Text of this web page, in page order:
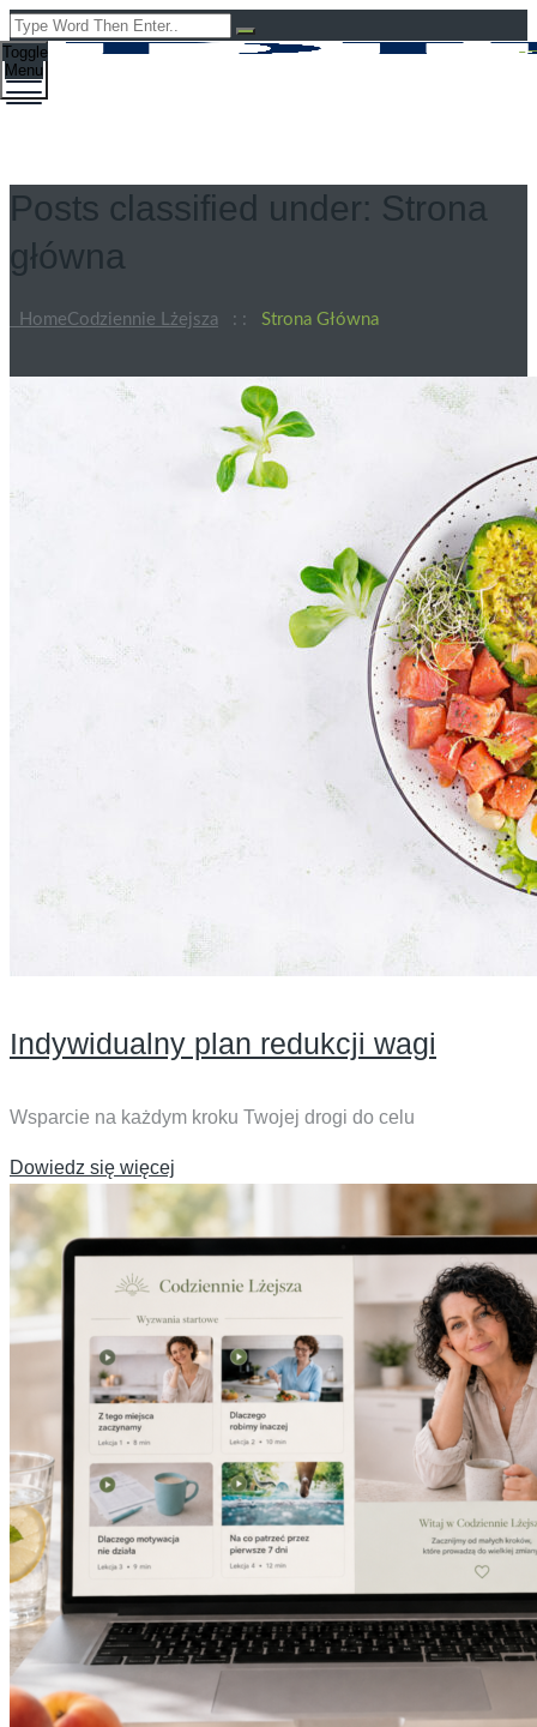
Toggle
Menu
Posts classified under: Strona
główna
HomeCodziennie Lżejsza : : Strona Główna
Indywidualny plan redukcji wagi
Wsparcie na każdym kroku Twojej drogi do celu
Dowiedz się więcej